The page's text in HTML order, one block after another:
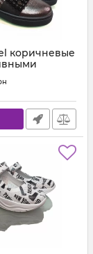
коричневые
(28-30)